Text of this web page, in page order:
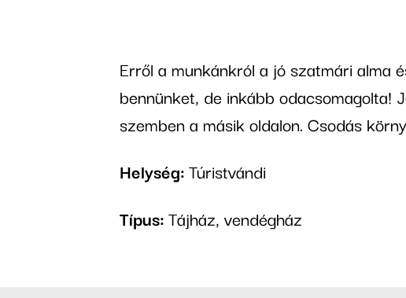
Erről a munkánkról a jó szatmári alma
bennünket, de inkább odacsomagolta!
szemben a másik oldalon. Csodás
Helység:Túristvándi
Típus:Tájház, vendégház